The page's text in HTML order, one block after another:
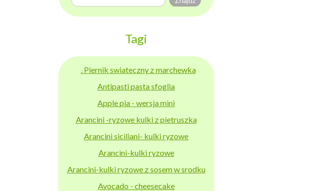
Tagi
. Piernik swiateczny z marchewka
Antipasti pasta sfoglia
Apple pia - wersja mini
Arancini -ryzowe kulki z pietruszka
Arancini siciliani- kulki ryzowe
Arancini-kulki ryzowe
Arancini-kulki ryzowe z sosem w srodku
Avocado - cheesecake